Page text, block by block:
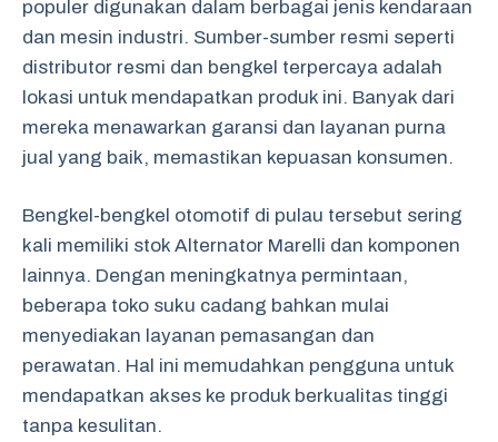
populer digunakan dalam berbagai jenis kendaraan
dan mesin industri. Sumber-sumber resmi seperti
distributor resmi dan bengkel terpercaya adalah
lokasi untuk mendapatkan produk ini. Banyak dari
mereka menawarkan garansi dan layanan purna
jual yang baik, memastikan kepuasan konsumen.
Bengkel-bengkel otomotif di pulau tersebut sering
kali memiliki stok Alternator Marelli dan komponen
lainnya. Dengan meningkatnya permintaan,
beberapa toko suku cadang bahkan mulai
menyediakan layanan pemasangan dan
perawatan. Hal ini memudahkan pengguna untuk
mendapatkan akses ke produk berkualitas tinggi
tanpa kesulitan.